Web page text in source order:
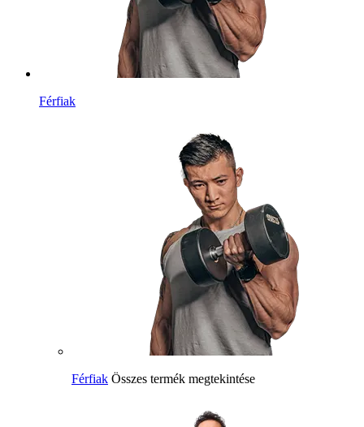
Férfiak
Férfiak Összes termék megtekintése